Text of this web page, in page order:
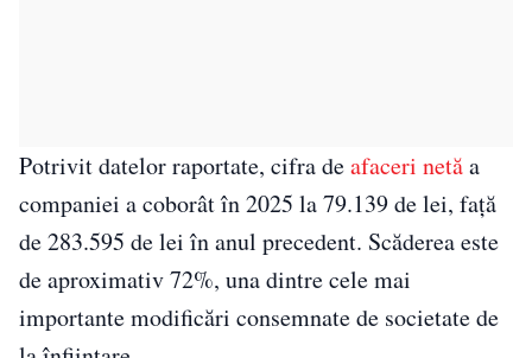
Potrivit datelor raportate, cifra deafaceri netăa
companiei a coborât în 2025 la 79.139 de lei, față
de 283.595 de lei în anul precedent. Scăderea este
de aproximativ 72%, una dintre cele mai
importante modificări consemnate de societate de